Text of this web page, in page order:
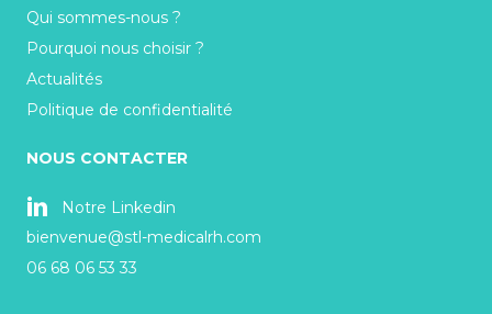
Qui sommes-nous ?
Pourquoi nous choisir ?
Actualités
Politique de confidentialité
NOUS CONTACTER
Notre Linkedin
bienvenue@stl-medicalrh.com
06 68 06 53 33